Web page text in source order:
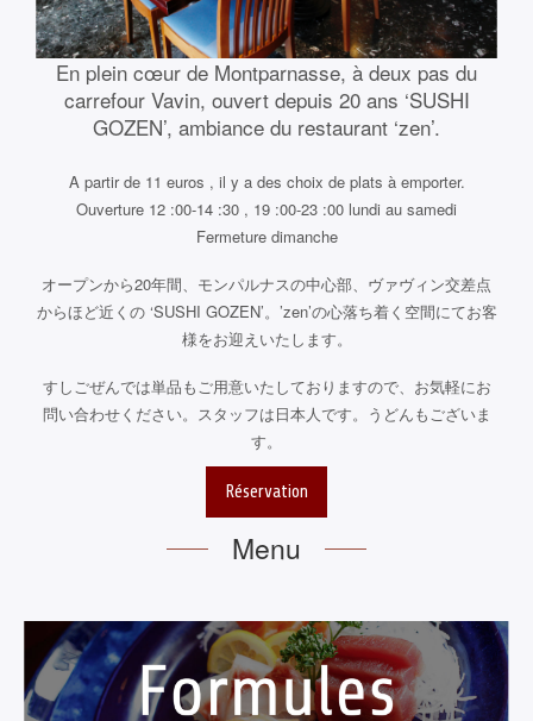
En plein cœur de Montparnasse, à deux pas du
carrefour Vavin, ouvert depuis 20 ans ‘SUSHI
GOZEN’, ambiance du restaurant ‘zen’.
A partir de 11 euros , il y a des choix de plats à emporter.
Ouverture 12 :00-14 :30 , 19 :00-23 :00 lundi au samedi
Fermeture dimanche
オープンから20年間、モンパルナスの中心部、ヴァヴィン交差点
からほど近くの ‘SUSHI GOZEN’。’zen’の心落ち着く空間にてお客
様をお迎えいたします。
すしごぜんでは単品もご用意いたしておりますので、お気軽にお
問い合わせください。スタッフは日本人です。うどんもございま
す。
Réservation
Menu